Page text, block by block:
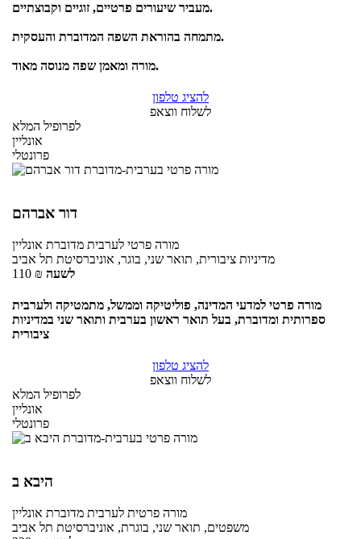
מעביר שיעורים פרטיים, זוגיים וקבוצתיים.
מתמחה בהוראת השפה המדוברת והעסקית.
מורה ומאמן שפה מנוסה מאוד.
להציג טלפון
לשלוח ווצאפ
לפרופיל המלא
אונליין
פרונטלי
דור אברהם
מורה פרטי לערבית מדוברת אונליין
מדיניות ציבורית, תואר שני, בוגר, אוניברסיטת תל אביב
110 ₪ לשעה
מורה פרטי למדעי המדינה, פוליטיקה וממשל, מתמטיקה ולערבית
ספרותית ומדוברת, בעל תואר ראשון בערבית ותואר שני במדיניות
ציבורית
להציג טלפון
לשלוח ווצאפ
לפרופיל המלא
אונליין
פרונטלי
היבא ב
מורה פרטית לערבית מדוברת אונליין
משפטים, תואר שני, בוגרת, אוניברסיטת תל אביב